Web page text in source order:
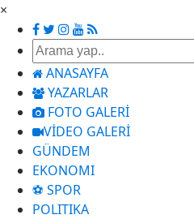
×
ANASAYFA
YAZARLAR
FOTO GALERİ
VİDEO GALERİ
GÜNDEM
EKONOMI
⚽ SPOR
POLITIKA